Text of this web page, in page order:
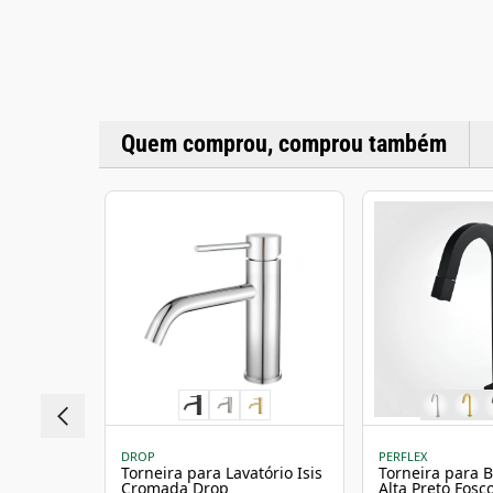
Quem comprou, comprou também
DROP
Torneira para Lavatório Isis
Cromada Drop
PERFLEX
Torneira para
Alta Preto